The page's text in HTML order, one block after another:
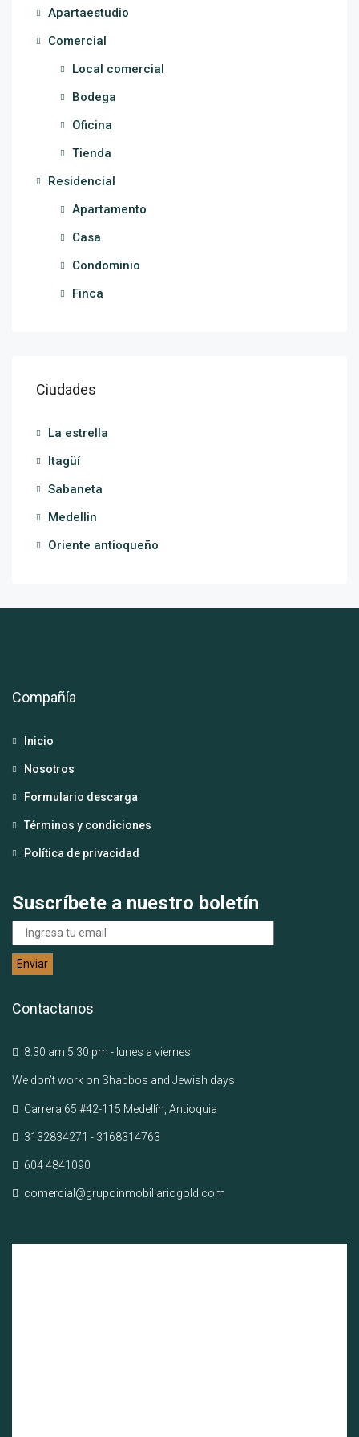
Apartaestudio
Comercial
Local comercial
Bodega
Oficina
Tienda
Residencial
Apartamento
Casa
Condominio
Finca
Ciudades
La estrella
Itagüí
Sabaneta
Medellin
Oriente antioqueño
Compañía
Inicio
Nosotros
Formulario descarga
Términos y condiciones
Política de privacidad
Suscríbete a nuestro boletín
Contactanos
8:30 am 5:30 pm - lunes a viernes
We don’t work on Shabbos and Jewish days.
Carrera 65 #42-115 Medellín, Antioquia
3132834271 - 3168314763
604 4841090
comercial@grupoinmobiliariogold.com